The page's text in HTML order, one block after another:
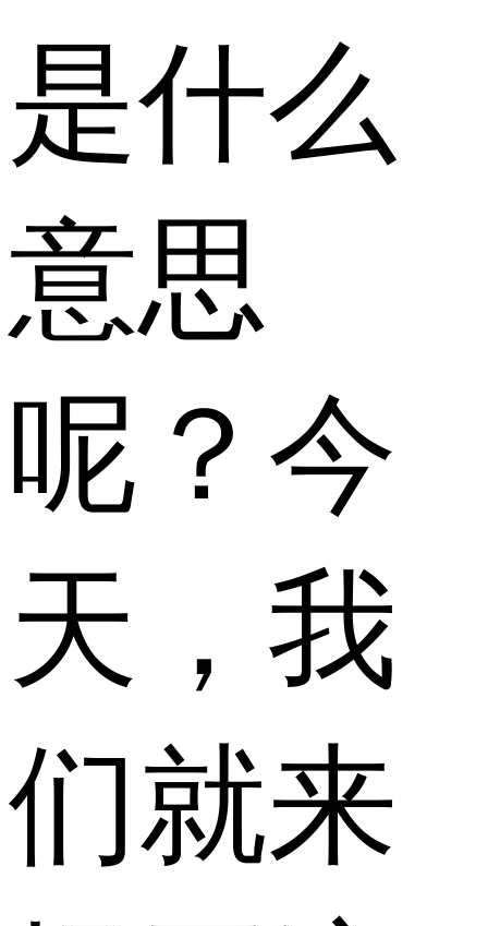
是什么
意思
呢？今
天，我
们就来